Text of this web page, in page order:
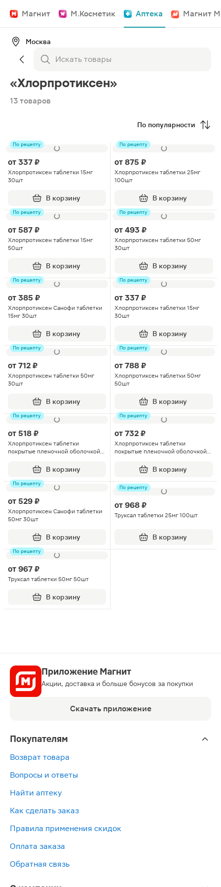
Магнит М.Косметик Аптека Магнит
Москва
«Хлорпротиксен»
13 товаров
По популярности
По рецепту
от 337 ₽
Хлорпротиксен таблетки 15мг
30шт
В корзину
По рецепту
от 875 ₽
Хлорпротиксен таблетки 25мг
100шт
В корзину
По рецепту
от 587 ₽
Хлорпротиксен таблетки 15мг
50шт
В корзину
По рецепту
от 493 ₽
Хлорпротиксен таблетки 50мг
30шт
В корзину
По рецепту
от 385 ₽
Хлорпротиксен Санофи таблетки
15мг 30шт
В корзину
По рецепту
от 337 ₽
Хлорпротиксен таблетки 15мг
30шт
В корзину
По рецепту
от 712 ₽
Хлорпротиксен таблетки 50мг
30шт
В корзину
По рецепту
от 788 ₽
Хлорпротиксен таблетки 50мг
50шт
В корзину
По рецепту
от 518 ₽
Хлорпротиксен таблетки
покрытые пленочной оболочкой
В корзину
По рецепту
от 732 ₽
Хлорпротиксен таблетки
покрытые пленочной оболочкой
В корзину
По рецепту
от 529 ₽
Хлорпротиксен Санофи таблетки
50мг 30шт
В корзину
По рецепту
от 968 ₽
Труксал таблетки 25мг 100шт
В корзину
По рецепту
от 967 ₽
Труксал таблетки 50мг 50шт
В корзину
Приложение Магнит
Акции, доставка и больше бонусов за покупки
Скачать приложение
Покупателям
Возврат товара
Вопросы и ответы
Найти аптеку
Как сделать заказ
Правила применения скидок
Оплата заказа
Обратная связь